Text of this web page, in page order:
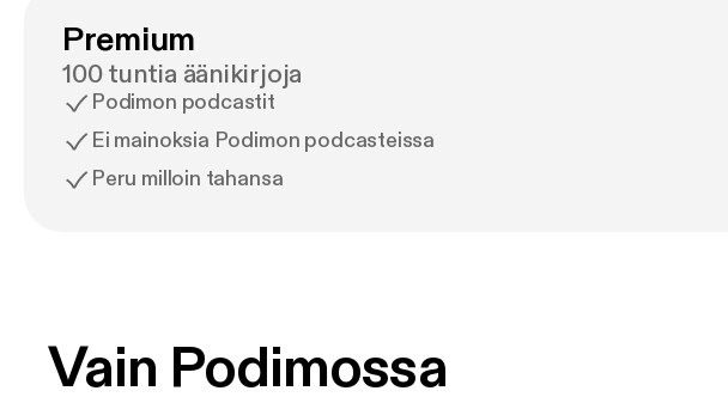
Premium
100 tuntia äänikirjoja
Podimon podcastit
Ei mainoksia Podimon podcasteissa
Peru milloin tahansa
Vain Podimossa